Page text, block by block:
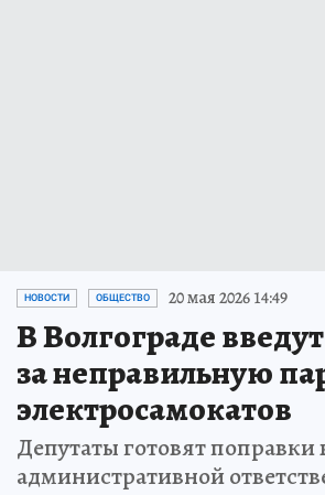
НОВОСТИ ОБЩЕСТВО 20 мая 2026 14:49
В Волгограде
за неправильную
электросамокатов
Депутаты готовят поправки
административной